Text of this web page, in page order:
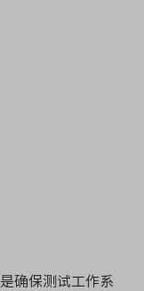
确保测试工作系